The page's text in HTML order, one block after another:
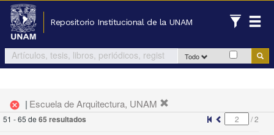
Repositorio Institucional de la UNAM
Todo
cancel | Escuela de Arquitectura, UNAM
51 - 65 de 65 resultados